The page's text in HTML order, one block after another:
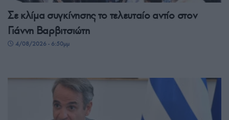
Σε κλίμα συγκίνησης το τελευταίο αντίο στον
Γιάννη Βαρβιτσιώτη
4/08/2026 - 6:50μμ